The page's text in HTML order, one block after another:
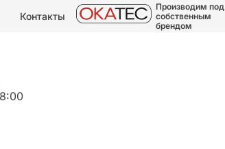
Контакты
Производим под
собственным
брендом